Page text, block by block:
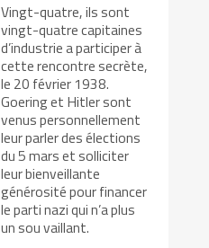
Vingt-quatre, ils sont
vingt-quatre capitaines
d’industrie a participer à
cette rencontre secrète,
le 20 février 1938.
Goering et Hitler sont
venus personnellement
leur parler des élections
du 5 mars et solliciter
leur bienveillante
générosité pour financer
le parti nazi qui n’a plus
un sou vaillant.